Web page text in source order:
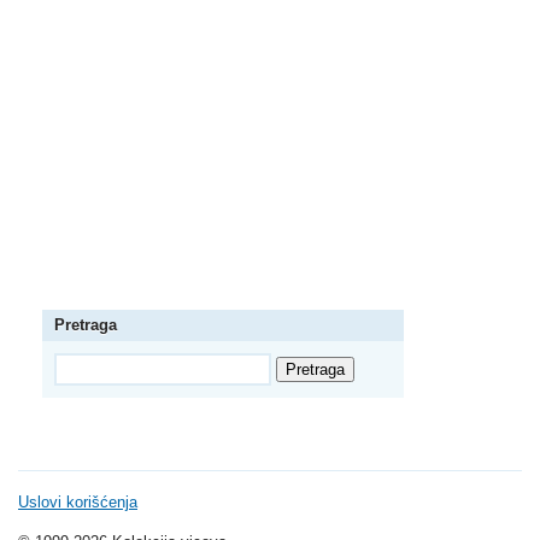
Pretraga
Uslovi korišćenja